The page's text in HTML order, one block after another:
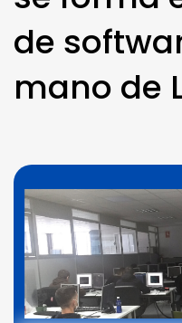
de
mano de